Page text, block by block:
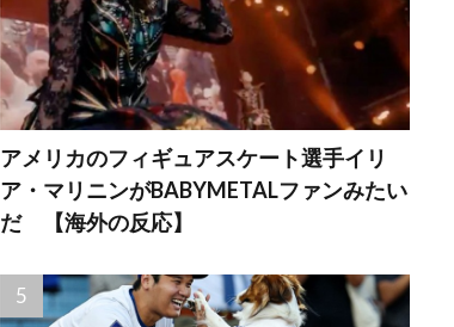
アメリカのフィギュアスケート選手イリ
ア・マリニンがBABYMETALファンみたい
だ 【海外の反応】